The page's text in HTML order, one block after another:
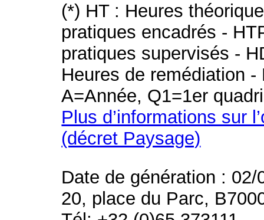
(*) HT : Heures
pratiques encadrés -
pratiques supervisés -
Heures de remédiation
A=Année, Q1=1er
Plus d’informations sur
(décret Paysage)
Date de génération : 02/
20, place du Parc,